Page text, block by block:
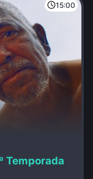
15:00
Temporada